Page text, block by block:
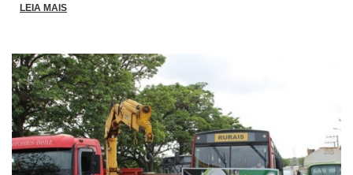
LEIA MAIS